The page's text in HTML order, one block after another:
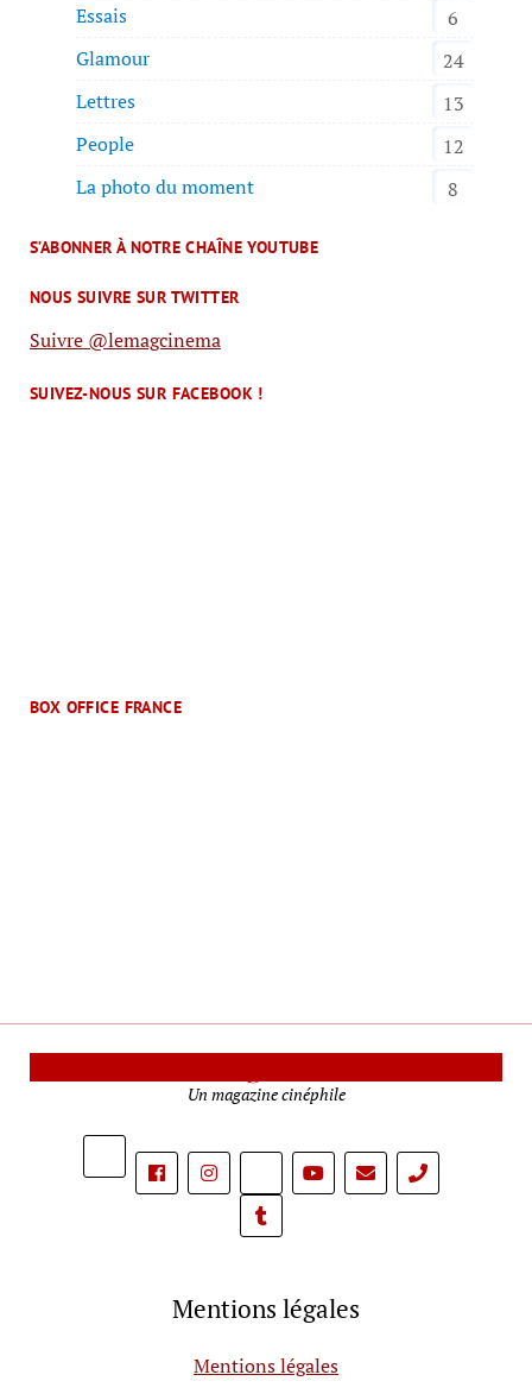
Essais
6
Glamour
24
Lettres
13
People
12
La photo du moment
8
S’ABONNER À NOTRE CHAÎNE YOUTUBE
NOUS SUIVRE SUR TWITTER
Suivre @lemagcinema
SUIVEZ-NOUS SUR FACEBOOK !
BOX OFFICE FRANCE
Un magazine cinéphile
phone
Mentions légales
Mentions légales